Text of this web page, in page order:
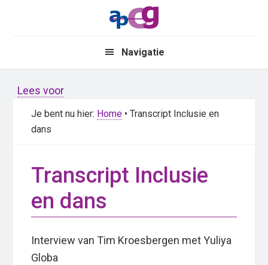
Navigatie
Lees voor
Je bent nu hier: Home • Transcript Inclusie en
dans
Transcript Inclusie
en dans
Interview van Tim Kroesbergen met Yuliya
Globa